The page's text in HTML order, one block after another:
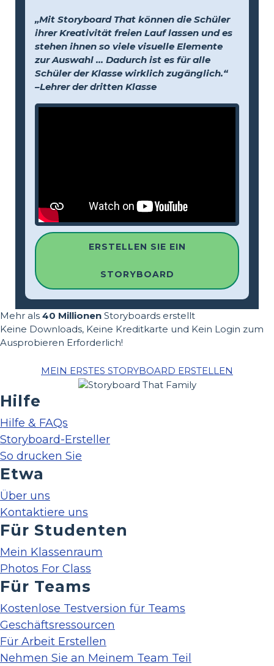
„Mit Storyboard That können die Schüler
ihrer Kreativität freien Lauf lassen und es
stehen ihnen so viele visuelle Elemente
zur Auswahl … Dadurch ist es für alle
Schüler der Klasse wirklich zugänglich.“
–Lehrer der dritten Klasse
ERSTELLEN SIE EIN
STORYBOARD
Mehr als 40 Millionen Storyboards erstellt
Keine Downloads, Keine Kreditkarte und Kein Login zum
Ausprobieren Erforderlich!
MEIN ERSTES STORYBOARD ERSTELLEN
Hilfe
Hilfe & FAQs
Storyboard-Ersteller
So drucken Sie
Etwa
Über uns
Kontaktiere uns
Für Studenten
Mein Klassenraum
Photos For Class
Für Teams
Kostenlose Testversion für Teams
Geschäftsressourcen
Für Arbeit Erstellen
Nehmen Sie an Meinem Team Teil